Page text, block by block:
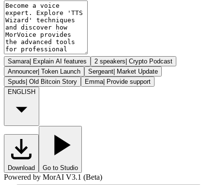
Samara| Explain AI features 2 speakers| Crypto Podcast
Announcer| Token Launch Sergeant| Market Update
Spuds| Old Bitcoin Story Emma| Provide support
ENGLISH
Download Go to Studio
Powered by MorAI V3.1 (Beta)